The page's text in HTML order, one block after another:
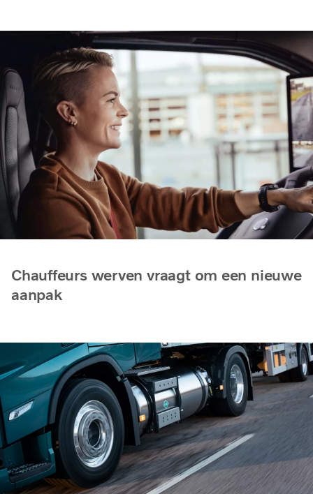
Chauffeurs werven vraagt om een nieuwe
aanpak